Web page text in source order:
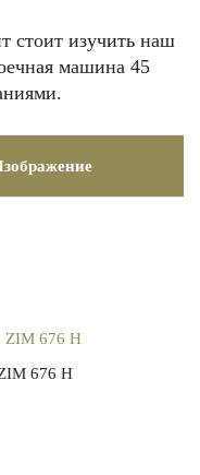
стоит изучить наш
машина 45
676 H